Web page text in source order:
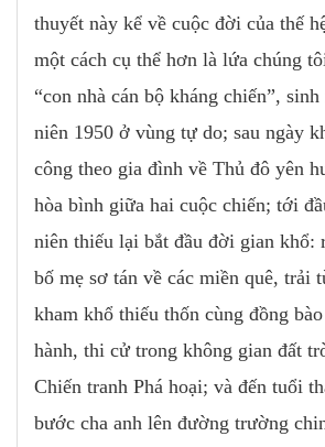
thuyết này kể về cuộc đời của thế
một cách cụ thể hơn là lứa chúng
“con nhà cán bộ kháng chiến”,
niên 1950 ở vùng tự do; sau ngày
công theo gia đình về Thủ đô yên
hòa bình giữa hai cuộc chiến; tới
niên thiếu lại bắt đầu đời gian khổ:
bố mẹ sơ tán về các miền quê, trải
kham khổ thiếu thốn cùng đồng
hành, thi cử trong không gian đất
Chiến tranh Phá hoại; và đến tuổi
bước cha anh lên đường trường